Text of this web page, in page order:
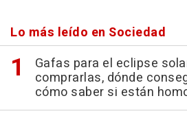
Lo más leído en Sociedad
Gafas para el eclipse
comprarlas, dónde
cómo saber si están